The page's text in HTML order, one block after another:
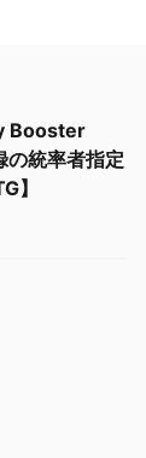
Booster
統率者指定
】